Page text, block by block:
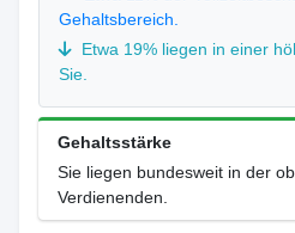
Gehaltsbereich.
Etwa 19% liegen in einer
Sie.
Gehaltsstärke
Sie liegen bundesweit in der
Verdienenden.